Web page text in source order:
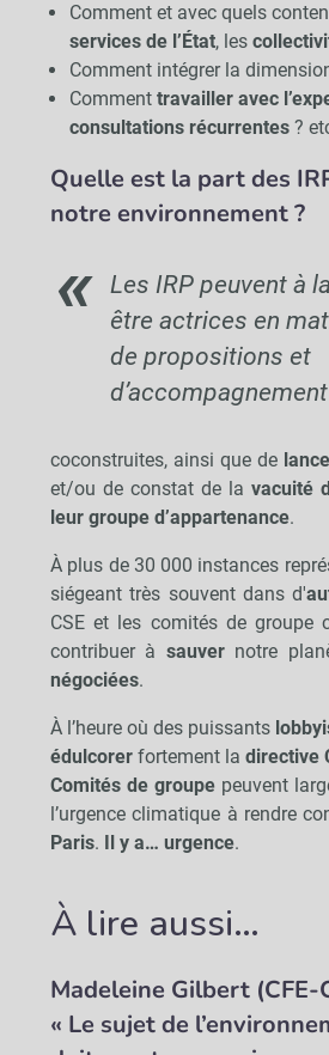
Comment et avec quels
services de l’État, les
Comment intégrer la
Comment travailler avec
consultations récurrentes?
Quelle est la part des
notre environnement ?
Les IRP peuvent à
être actrices en
de propositions et
d’accompagnement
coconstruites, ainsi que de
et/ou de constat de la vacuité
leur groupe d’appartenance.
À plus de 30 000 instances
siégeant très souvent dans d'
CSE et les comités de groupe
contribuer à sauvernotre
négociées.
À l’heure où des puissants
édulcorer fortement ladirective
Comités de groupepeuvent
l’urgence climatique à rendre
Paris. Il y a… urgence.
À lire aussi…
Madeleine Gilbert (CFE-
« Le sujet de